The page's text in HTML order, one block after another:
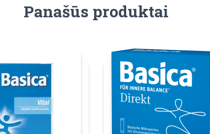
Panašūs produktai